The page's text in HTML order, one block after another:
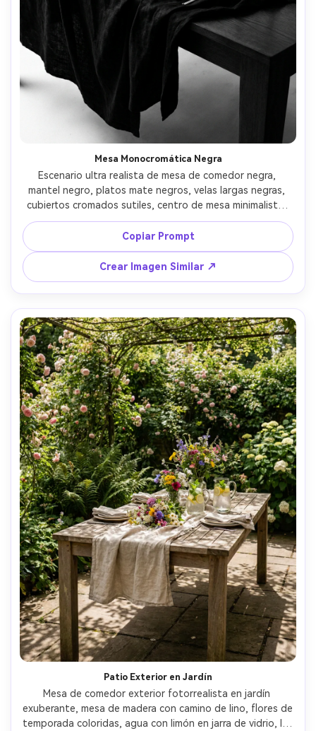
Mesa Monocromática Negra
Escenario ultra realista de mesa de comedor negra,
mantel negro, platos mate negros, velas largas negras,
cubiertos cromados sutiles, centro de mesa minimalista,
iluminación de estudio controlada con reflejos definidos,
Sony A7IV 50mm, look editorial de alto contraste,
pliegues de tela ultra detallados --ar 4:5
Copiar Prompt
Crear Imagen Similar ↗
Patio Exterior en Jardín
Mesa de comedor exterior fotorrealista en jardín
exuberante, mesa de madera con camino de lino, flores de
temporada coloridas, agua con limón en jarra de vidrio, luz